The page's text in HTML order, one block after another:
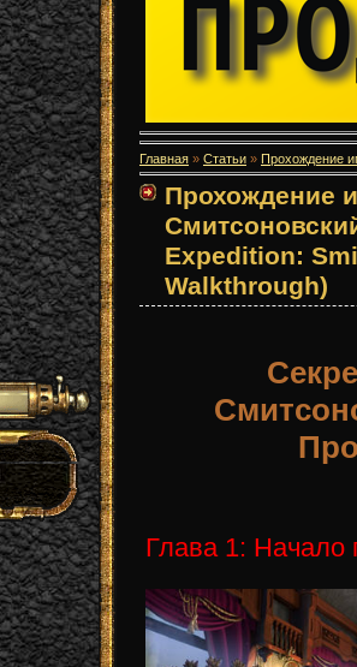
Главная » Статьи » Прохождение
Прохождение
Expedition:
Walkthrough)
Глава 1: Начало